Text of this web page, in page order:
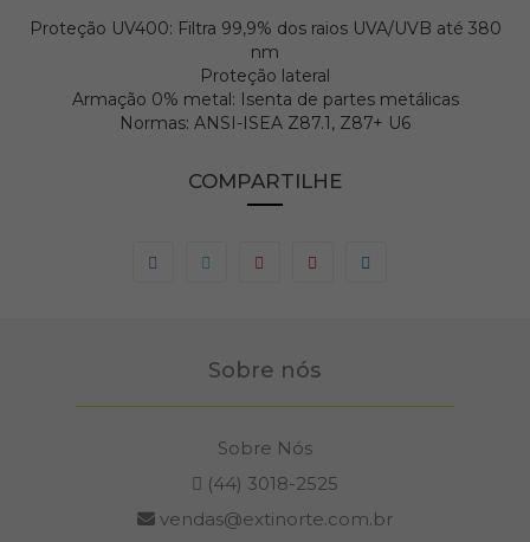
Proteção UV400: Filtra 99,9% dos raios UVA/UVB até 380
nm
Proteção lateral
Armação 0% metal: Isenta de partes metálicas
Normas: ANSI-ISEA Z87.1, Z87+ U6
COMPARTILHE
Sobre nós
Sobre Nós
(44) 3018-2525
vendas@extinorte.com.br